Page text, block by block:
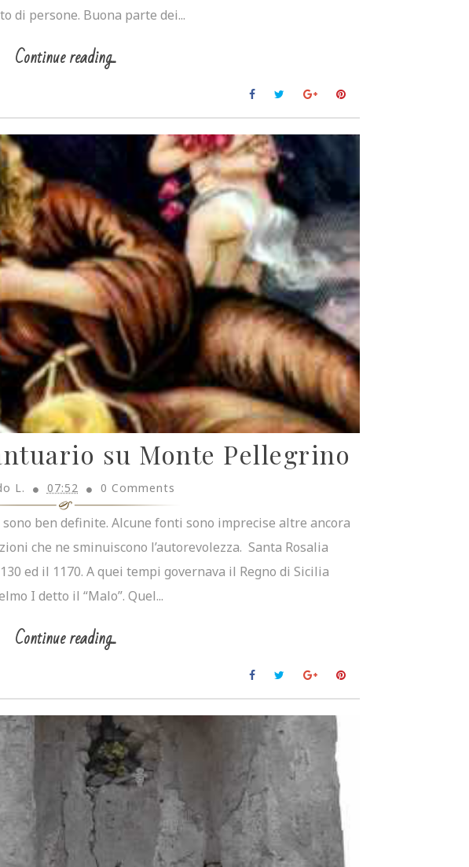
di persone. Buona parte dei...
Continue reading...
su Monte Pellegrino
L. 07:52 0 Comments
ben definite. Alcune fonti sono imprecise altre ancora
che ne sminuiscono l’autorevolezza. Santa Rosalia
ed il 1170. A quei tempi governava il Regno di Sicilia
I detto il “Malo”. Quel...
Continue reading...